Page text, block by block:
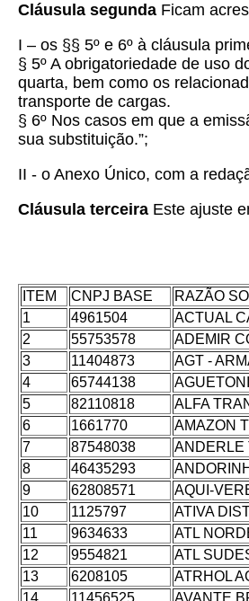
Cláusula segunda Ficam
I – os §§ 5º e 6º à cláusula
§ 5º A obrigatoriedade de uso
quarta, bem como os
transporte de cargas.
§ 6º Nos casos em que a
sua substituição.”;
II - o Anexo Único, com a
Cláusula terceira Este ajuste
ITEM
CNPJ BASE
RAZÃO
1
4961504
ACTUAL
2
55753578
ADEMIR
3
11404873
AGT -
4
65744138
5
82110818
ALFA
6
1661770
AMAZON
7
87548038
ANDERLE
8
46435293
9
62808571
AQUI-
10
1125797
ATIVA
11
9634633
ATL
12
9554821
ATL
13
6208105
ATRHOL
14
11456525
AVANTE